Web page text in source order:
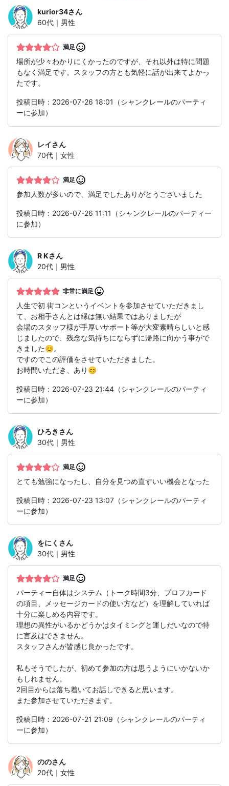
kurior34さん
60代｜男性
満足
場所が少々わかりにくかったのですが、それ以外は特に問題
もなく満足です。スタッフの方とも気軽に話が出来てよかっ
たです。
投稿日時：2026-07-26 18:01（シャンクレールのパーティ
ーに参加）
レイさん
70代｜女性
満足
参加人数が多いので、満足でしたありがとうございました
投稿日時：2026-07-26 11:11（シャンクレールのパーティー
に参加）
R Kさん
20代｜男性
非常に満足
人生で初 街コンというイベントを参加させていただきまし
て、お相手さんとは縁は無い結果ではありましたが
会場のスタッフ様が手厚いサポート等が大変素晴らしいと感
じましたので、残念な気持ちにならずに帰路に向かう事がで
きました😊。
ですのでこの評価をさせていただきました。
お時間いただき、あり😊
投稿日時：2026-07-23 21:44（シャンクレールのパーティ
ーに参加）
ひろきさん
30代｜男性
満足
とても勉強になったし、自分を見つめ直すいい機会となった
投稿日時：2026-07-23 13:07（シャンクレールのパーティ
ーに参加）
をにく さん
30代｜男性
満足
パーティー自体はシステム（トーク時間3分、プロフカード
の項目、メッセージカードの使い方など）を理解していれば
十分に楽しめる内容です。
理想の異性がいるかどうかはタイミングと運しだいなので特
に言及はできません。
スタッフさんが皆感じ良かったです。
私もそうでしたが、初めて参加の方は思うようにいかないか
もしれません。
2回目からは落ち着いてお話しできると思います。
また参加させていただきます。
投稿日時：2026-07-21 21:09（シャンクレールのパーティ
ーに参加）
ののさん
20代｜女性